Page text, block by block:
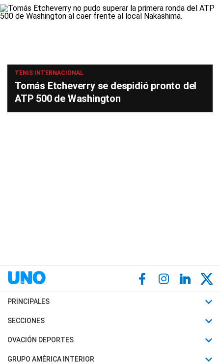
TENIS INTERNACIONAL
Tomás Etcheverry se despidió pronto del
ATP 500 de Washington
PRINCIPALES
Últimas Noticias
Política
SECCIONES
Horóscopo
Motores
OVACIÓN DEPORTES
Fútbol
GRUPO AMÉRICA INTERIOR